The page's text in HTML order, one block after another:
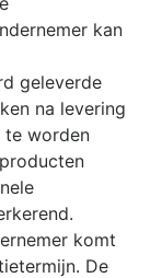
kan
geleverde
na levering
te worden
komt
De